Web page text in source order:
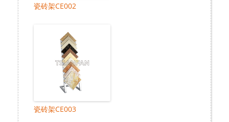
瓷砖架CE002
瓷砖架CE003